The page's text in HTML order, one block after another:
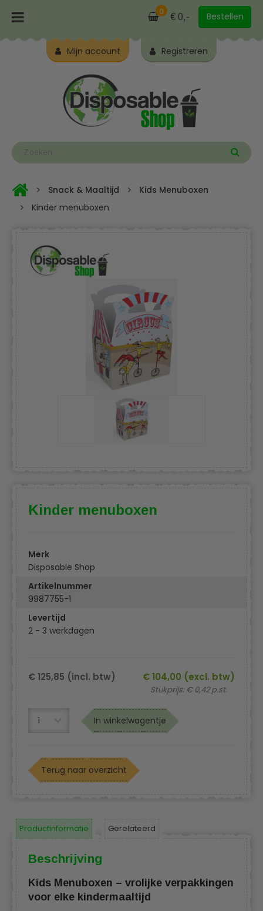
0 € 0,- Bestellen
Mijn account Registreren
Snack & Maaltijd
Kids Menuboxen
Kinder menuboxen
Kinder menuboxen
Merk
Disposable Shop
Artikelnummer
9987755-1
Levertijd
2 - 3 werkdagen
€ 104,00 (excl. btw)
Stukprijs: € 0,42 p.st.
€ 125,85 (incl. btw)
In winkelwagentje
Terug naar overzicht
Productinformatie Gerelateerd
Beschrijving
Kids Menuboxen – vrolijke verpakkingen
voor elke kindermaaltijd